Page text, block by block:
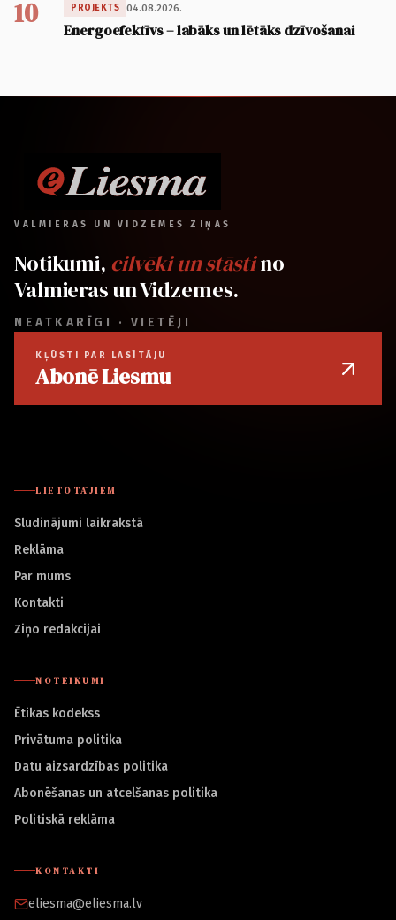
10 PROJEKTS 04.08.2026.
Energoefektīvs – labāks un lētāks dzīvošanai
VALMIERAS UN VIDZEMES ZIŅAS
Notikumi, cilvēki un stāstino
Valmieras un Vidzemes.
NEATKARĪGI · VIETĒJI
KĻŪSTI PAR LASĪTĀJU
Abonē Liesmu
LIETOTĀJIEM
Sludinājumi laikrakstā
Reklāma
Par mums
Kontakti
Ziņo redakcijai
NOTEIKUMI
Ētikas kodekss
Privātuma politika
Datu aizsardzības politika
Abonēšanas un atcelšanas politika
Politiskā reklāma
KONTAKTI
eliesma@eliesma.lv